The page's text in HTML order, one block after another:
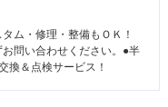
ム・修理・整備もＯＫ！
問い合わせください。●半
換＆点検サービス！